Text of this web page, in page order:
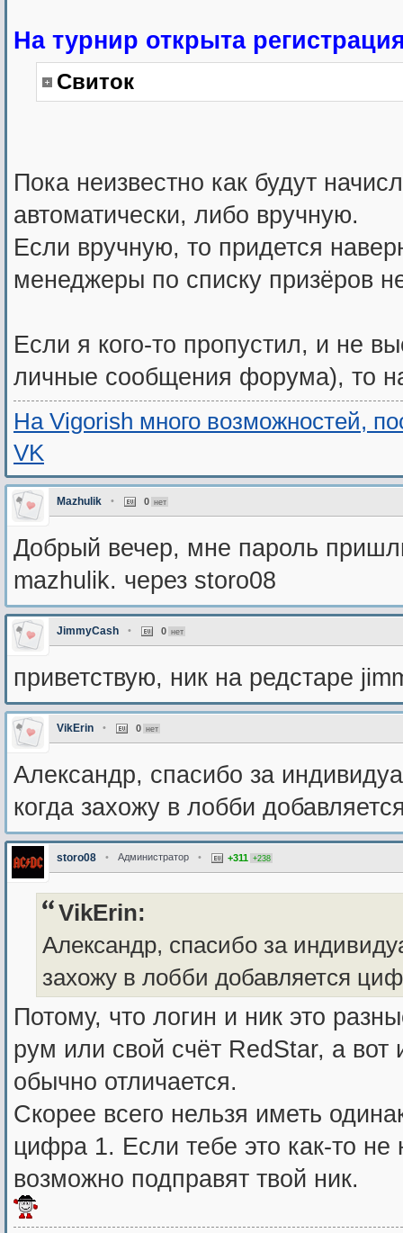
На турнир открыта
Свиток
Пока неизвестно как будут
автоматически, либо вручную.
Если вручную, то придется
менеджеры по списку призёров
Если я кого-то пропустил, и не
личные сообщения форума), то
На Vigorish много возможностей,
VK
Mazhulik • 0 нет
Добрый вечер, мне пароль
mazhulik. через storo08
JimmyCash • 0 нет
приветствую, ник на редстаре
VikErin • 0 нет
Александр, спасибо за
когда захожу в лобби
storo08 • Администратор • +311 +238
VikErin:
Александр, спасибо за
захожу в лобби добавляется
Потому, что логин и ник это
рум или свой счёт RedStar, а вот
обычно отличается.
Скорее всего нельзя иметь
цифра 1. Если тебе это как-то
возможно подправят твой ник.